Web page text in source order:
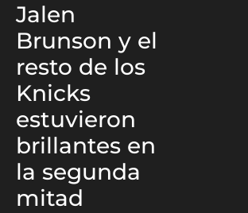
Jalen
Brunson y el
resto de los
Knicks
estuvieron
brillantes en
la segunda
mitad